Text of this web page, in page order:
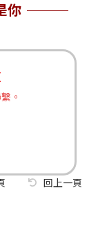
你
。
回上一頁